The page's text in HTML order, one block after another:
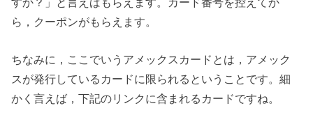
ら，クーポンがもらえます。
ちなみに，ここでいうアメックスカードとは，アメック
スが発行しているカードに限られるということです。細
かく言えば，下記のリンクに含まれるカードですね。